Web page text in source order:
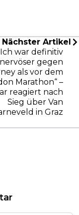
Nächster Artikel
war definitiv
nervöser gegen
als vor dem
Marathon“ –
reagiert nach
Sieg über Van
in Graz